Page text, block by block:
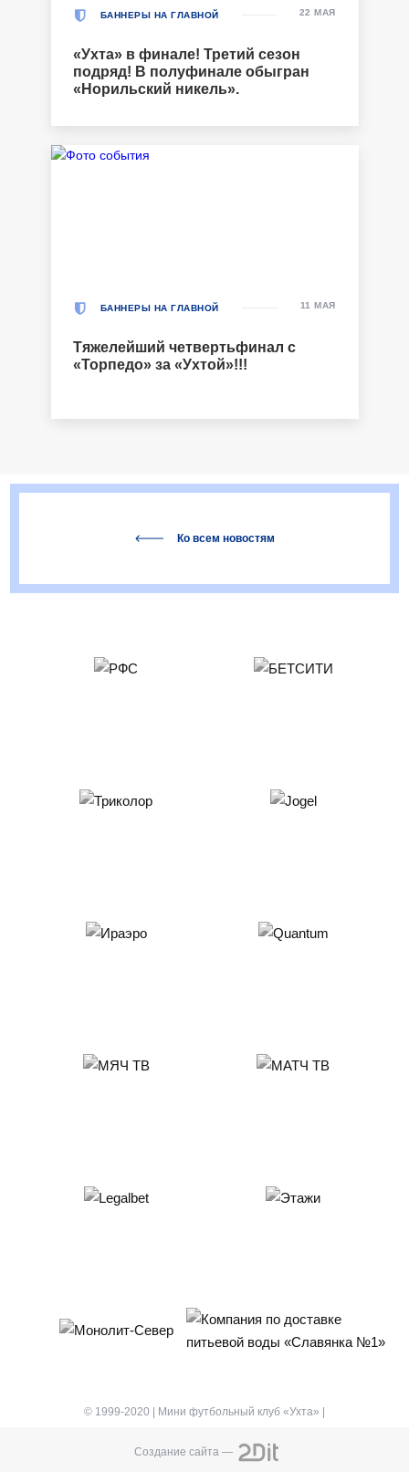
БАННЕРЫ НА ГЛАВНОЙ
«Ухта» в финале! Третий сезон
подряд! В полуфинале обыгран
«Норильский никель».
22 МАЯ
БАННЕРЫ НА ГЛАВНОЙ
Тяжелейший четвертьфинал с
«Торпедо» за «Ухтой»!!!
11 МАЯ
Ко всем новостям
© 1999-2020 | Мини футбольный клуб «Ухта» |
Создание сайта —